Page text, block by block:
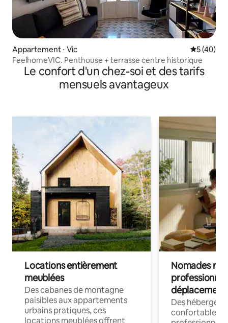
Appartement ⋅ Vic
5 (40)
FeelhomeVIC. Penthouse + terrasse centre historique
Le confort d'un chez-soi et des tarifs
mensuels avantageux
Locations entièrement
meublées
Des cabanes de montagne
paisibles aux appartements
urbains pratiques, ces
Nomades
déplacement
Des
confortables